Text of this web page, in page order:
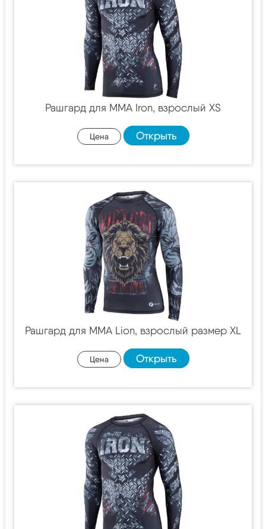
Рашгард для MMA Iron, взрослый XS
Цена Открыть
Рашгард для MMA Lion, взрослый размер XL
Цена Открыть